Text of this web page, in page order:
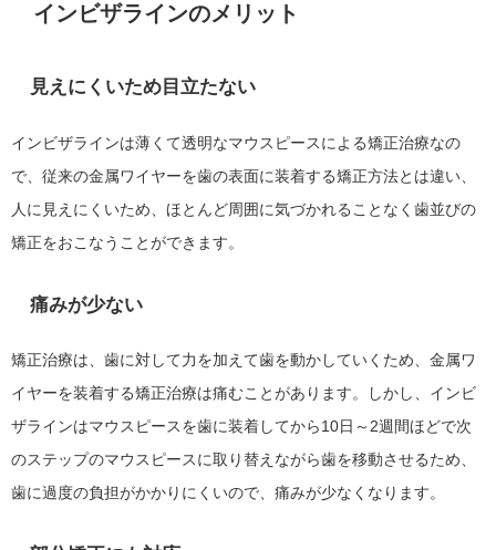
インビザラインのメリット
見えにくいため目立たない
インビザラインは薄くて透明なマウスピースによる矯正治療なの
で、従来の金属ワイヤーを歯の表面に装着する矯正方法とは違い、
人に見えにくいため、ほとんど周囲に気づかれることなく歯並びの
矯正をおこなうことができます。
痛みが少ない
矯正治療は、歯に対して力を加えて歯を動かしていくため、金属ワ
イヤーを装着する矯正治療は痛むことがあります。しかし、インビ
ザラインはマウスピースを歯に装着してから10日～2週間ほどで次
のステップのマウスピースに取り替えながら歯を移動させるため、
歯に過度の負担がかかりにくいので、痛みが少なくなります。